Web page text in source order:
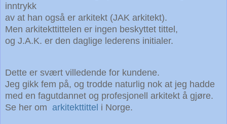
inntrykk
av at han også er arkitekt (JAK arkitekt).
Men arkitekttittelen er ingen beskyttet tittel,
og J.A.K. er den daglige lederens initialer.
Dette er svært villedende for kundene.
Jeg gikk fem på, og trodde naturlig nok at jeg hadde
med en fagutdannet og profesjonell arkitekt å gjøre.
Se her om arkitekttittel i Norge.